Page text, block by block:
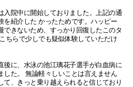
院中に開始しておりました。上記の通
を紹介した かったためです。ハッピー
できないため、すっかり回復したこのタ
ちらで少しでも疑似体験していただけ
後に、水泳の池江璃花子選手が白血病に
した。 無論軽々しいことは言えません
て、きっと乗り越えられると信じており